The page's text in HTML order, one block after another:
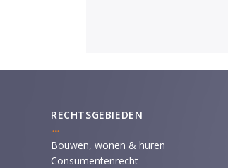
RECHTSGEBIEDEN
Bouwen, wonen & huren
Consumentenrecht